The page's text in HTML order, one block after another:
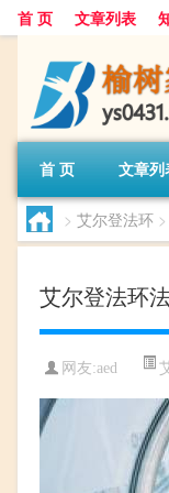
首 页 文章列表
首 页 文章列
> 艾尔登法环 >
艾尔登法环
网友:aed